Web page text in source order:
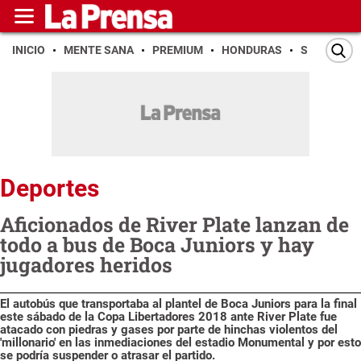
INICIO MENTE SANA PREMIUM HONDURAS SAN PEDRO
Deportes
Aficionados de River Plate lanzan de
todo a bus de Boca Juniors y hay
jugadores heridos
El autobús que transportaba al plantel de Boca Juniors para la final
este sábado de la Copa Libertadores 2018 ante River Plate fue
atacado con piedras y gases por parte de hinchas violentos del
'millonario' en las inmediaciones del estadio Monumental y por esto
se podría suspender o atrasar el partido.